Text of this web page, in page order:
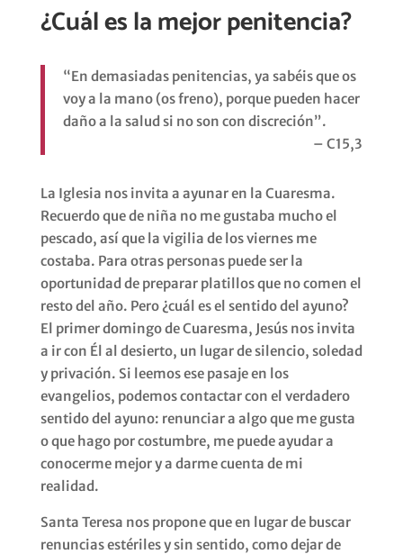
¿Cuál es la mejor penitencia?
“En demasiadas penitencias, ya sabéis que os
voy a la mano (os freno), porque pueden hacer
daño a la salud si no son con discreción”.
– C15,3
La Iglesia nos invita a ayunar en la Cuaresma.
Recuerdo que de niña no me gustaba mucho el
pescado, así que la vigilia de los viernes me
costaba. Para otras personas puede ser la
oportunidad de preparar platillos que no comen el
resto del año. Pero ¿cuál es el sentido del ayuno?
El primer domingo de Cuaresma, Jesús nos invita
a ir con Él al desierto, un lugar de silencio, soledad
y privación. Si leemos ese pasaje en los
evangelios, podemos contactar con el verdadero
sentido del ayuno: renunciar a algo que me gusta
o que hago por costumbre, me puede ayudar a
conocerme mejor y a darme cuenta de mi
realidad.
Santa Teresa nos propone que en lugar de buscar
renuncias estériles y sin sentido, como dejar de